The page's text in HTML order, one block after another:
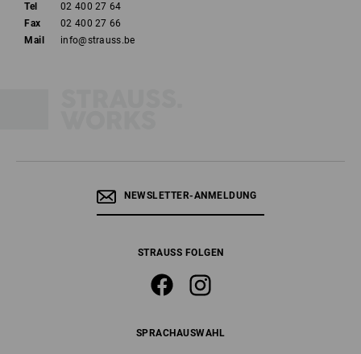
Tel
02 400 27 64
Fax
02 400 27 66
Mail
info@strauss.be
NEWSLETTER-ANMELDUNG
STRAUSS FOLGEN
SPRACHAUSWAHL